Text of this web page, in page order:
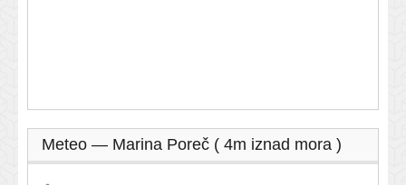
Meteo — Marina Poreč ( 4m iznad mora )